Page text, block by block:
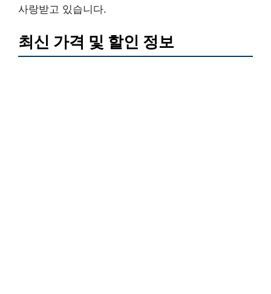
사랑받고 있습니다.
최신 가격 및 할인 정보